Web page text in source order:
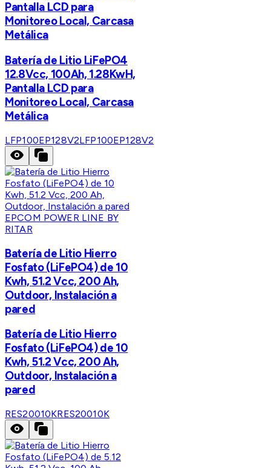
Pantalla LCD para
Monitoreo Local, Carcasa
Metálica
Batería de Litio LiFePO4
12.8Vcc, 100Ah, 1.28KwH,
Pantalla LCD para
Monitoreo Local, Carcasa
Metálica
LFP100EP128V2LFP100EP128V2
EPCOM POWER LINE BY
RITAR
Batería de Litio Hierro
Fosfato (LiFePO4) de 10
Kwh, 51.2 Vcc, 200 Ah,
Outdoor, Instalación a
pared
Batería de Litio Hierro
Fosfato (LiFePO4) de 10
Kwh, 51.2 Vcc, 200 Ah,
Outdoor, Instalación a
pared
RES20010KRES20010K